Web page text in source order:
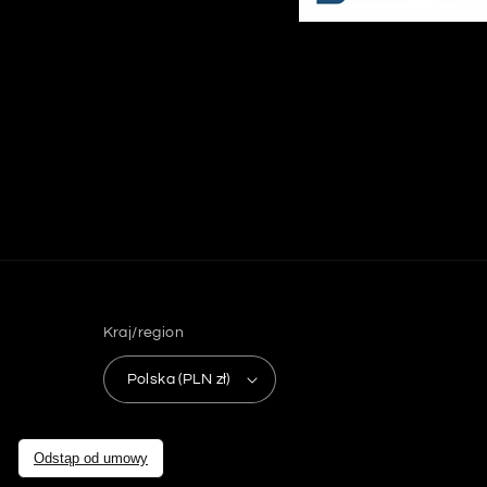
Kraj/region
Polska (PLN zł)
Odstąp od umowy